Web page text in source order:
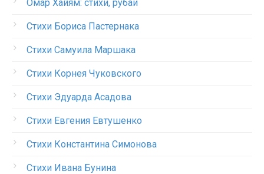
Омар Хайям: стихи, рубаи
Стихи Бориса Пастернака
Стихи Самуила Маршака
Стихи Корнея Чуковского
Стихи Эдуарда Асадова
Стихи Евгения Евтушенко
Стихи Константина Симонова
Стихи Ивана Бунина